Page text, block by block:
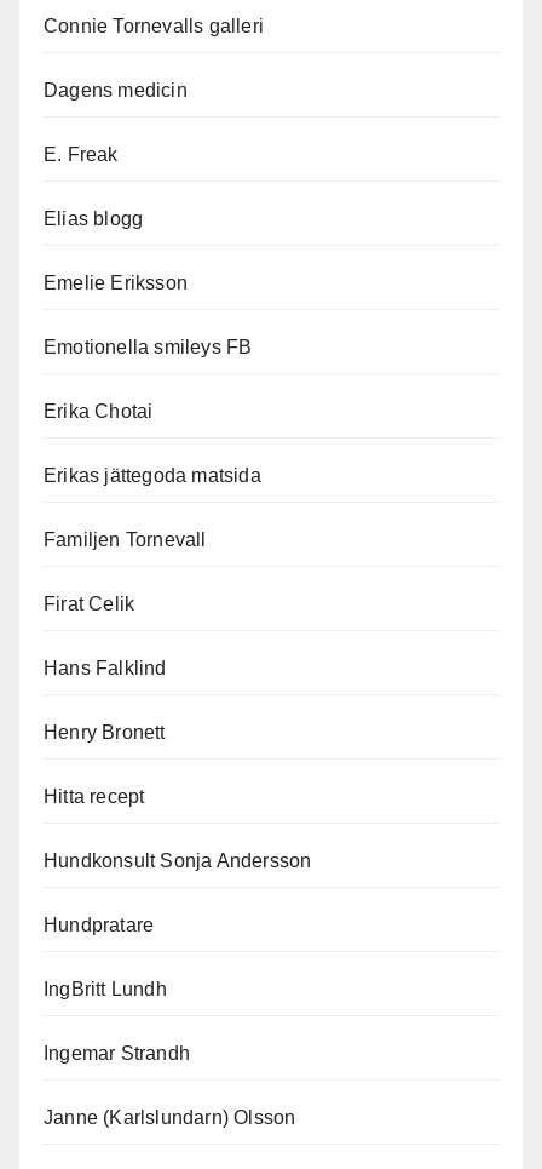
Connie Tornevalls galleri
Dagens medicin
E. Freak
Elias blogg
Emelie Eriksson
Emotionella smileys FB
Erika Chotai
Erikas jättegoda matsida
Familjen Tornevall
Firat Celik
Hans Falklind
Henry Bronett
Hitta recept
Hundkonsult Sonja Andersson
Hundpratare
IngBritt Lundh
Ingemar Strandh
Janne (Karlslundarn) Olsson